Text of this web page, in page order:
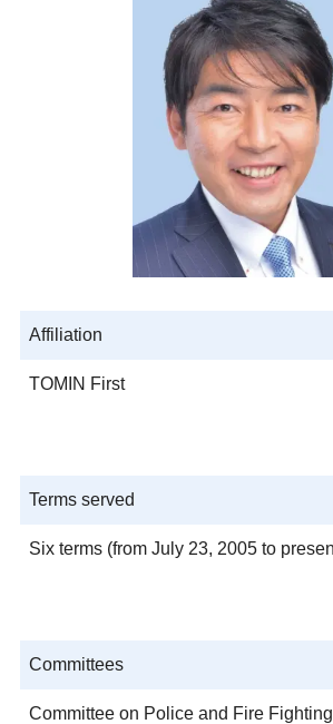
Affiliation
TOMIN First
Terms served
Six terms (from July 23, 2005 to
Committees
Committee on Police and Fire Fighting